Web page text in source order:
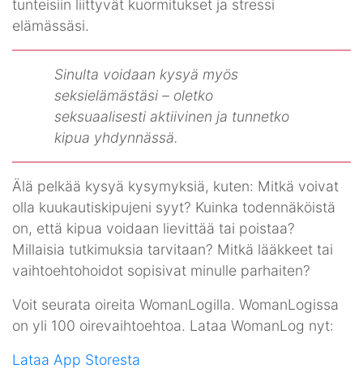
tunteisiin liittyvät kuormitukset ja stressi
elämässäsi.
Sinulta voidaan kysyä myös
seksielämästäsi – oletko
seksuaalisesti aktiivinen ja tunnetko
kipua yhdynnässä.
Älä pelkää kysyä kysymyksiä, kuten: Mitkä voivat
olla kuukautiskipujeni syyt? Kuinka todennäköistä
on, että kipua voidaan lievittää tai poistaa?
Millaisia tutkimuksia tarvitaan? Mitkä lääkkeet tai
vaihtoehtohoidot sopisivat minulle parhaiten?
Voit seurata oireita WomanLogilla. WomanLogissa
on yli 100 oirevaihtoehtoa. Lataa WomanLog nyt:
Lataa App Storesta